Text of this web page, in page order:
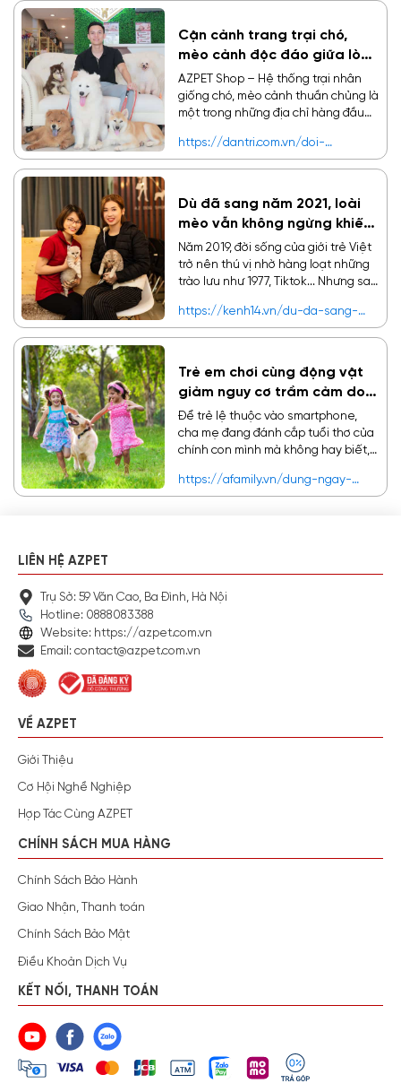
Cận cảnh trang trại chó,
mèo cảnh độc đáo giữa lòng
Hà Nội
AZPET Shop – Hệ thống trại nhân
giống chó, mèo cảnh thuần chủng là
một trong những địa chỉ hàng đầu
mê với chó mèo cảnh khắp cả nước.
biệt chỉ có tại AZPET Shop.
https://dantri.com.vn/doi-
song/can-canh-trang-trai-cho-
noi-20200106115541407.htm
Dù đã sang năm 2021, loài
mèo vẫn không ngừng khiến
các “sen” khao khát
Năm 2019, đời sống của giới trẻ Việt
trở nên thú vị nhờ hàng loạt những
trào lưu như 1977, Tiktok... Nhưng sau
thu hút giới trẻ.
https://kenh14.vn/du-da-sang-
nam-2020-loai-meo-van-khong-
20200106133340848.chn
Trẻ em chơi cùng động vật
giảm nguy cơ trầm cảm do
dùng smartphone
Để trẻ lệ thuộc vào smartphone,
cha mẹ đang đánh cắp tuổi thơ của
chính con mình mà không hay biết,
biệt là thiếu sự kết nối yêu thương
https://afamily.vn/dung-ngay-
viec-cho-tre-dung-smartphone-
LIÊN HỆ AZPET
Trụ Sở: 59 Văn Cao, Ba Đình, Hà Nội
Hotline: 0888083388
Website: https://azpet.com.vn
Email: contact@azpet.com.vn
VỀ AZPET
Giới Thiệu
Cơ Hội Nghề Nghiệp
Hợp Tác Cùng AZPET
CHÍNH SÁCH MUA HÀNG
Chính Sách Bảo Hành
Giao Nhận, Thanh toán
Chính Sách Bảo Mật
Điều Khoản Dịch Vụ
KẾT NỐI, THANH TOÁN